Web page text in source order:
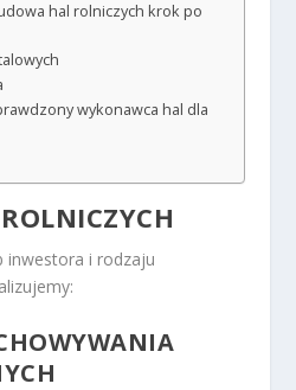
hal rolniczych krok po
wykonawca hal dla
inwestora i rodzaju